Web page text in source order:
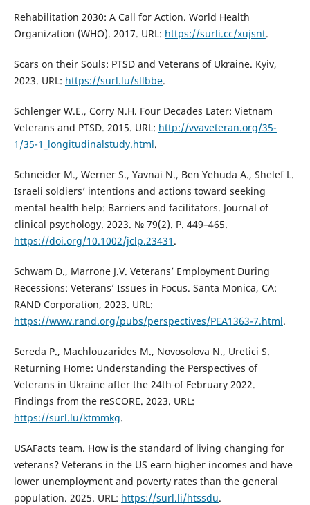
Rehabilitation 2030: A Call for Action. World Health
Organization (WHO). 2017. URL: https://surli.cc/xujsnt.
Scars on their Souls: PTSD and Veterans of Ukraine. Kyiv,
2023. URL: https://surl.lu/sllbbe.
Schlenger W.E., Corry N.H. Four Decades Later: Vietnam
Veterans and PTSD. 2015. URL: http://vvaveteran.org/35-
1/35-1_longitudinalstudy.html.
Schneider M., Werner S., Yavnai N., Ben Yehuda A., Shelef L.
Israeli soldiers’ intentions and actions toward seeking
mental health help: Barriers and facilitators. Journal of
clinical psychology. 2023. № 79(2). Р. 449–465.
https://doi.org/10.1002/jclp.23431 .
Schwam D., Marrone J.V. Veterans’ Employment During
Recessions: Veterans’ Issues in Focus. Santa Monica, CA:
RAND Corporation, 2023. URL:
https://www.rand.org/pubs/perspectives/PEA1363-7.html.
Sereda P., Machlouzarides M., Novosolova N., Uretici S.
Returning Home: Understanding the Perspectives of
Veterans in Ukraine after the 24th of February 2022.
Findings from the reSCORE. 2023. URL:
https://surl.lu/ktmmkg.
USAFacts team. How is the standard of living changing for
veterans? Veterans in the US earn higher incomes and have
lower unemployment and poverty rates than the general
population. 2025. URL: https://surl.li/htssdu.